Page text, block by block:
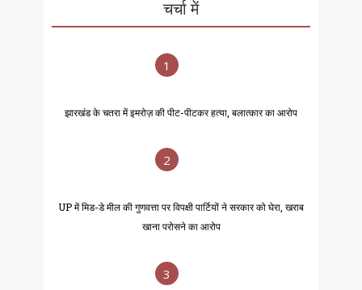
चर्चा में
1
झारखंड के चतरा में इमरोज़ की पीट-पीटकर हत्या, बलात्कार का आरोप
2
UP में मिड-डे मील की गुणवत्ता पर विपक्षी पार्टियों ने सरकार को घेरा, खराब
खाना परोसने का आरोप
3